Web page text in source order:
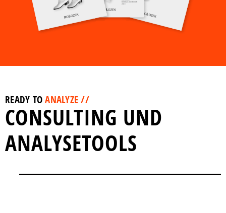
READY TOANALYZE //
CONSULTING UND
ANALYSETOOLS